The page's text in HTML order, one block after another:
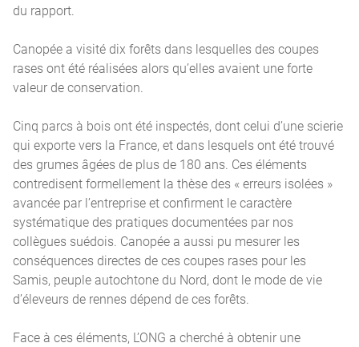
du rapport.
Canopée a visité dix forêts dans lesquelles des coupes
rases ont été réalisées alors qu’elles avaient une forte
valeur de conservation.
Cinq parcs à bois ont été inspectés, dont celui d’une scierie
qui exporte vers la France, et dans lesquels ont été trouvé
des grumes âgées de plus de 180 ans. Ces éléments
contredisent formellement la thèse des « erreurs isolées »
avancée par l’entreprise et confirment le caractère
systématique des pratiques documentées par nos
collègues suédois. Canopée a aussi pu mesurer les
conséquences directes de ces coupes rases pour les
Samis, peuple autochtone du Nord, dont le mode de vie
d’éleveurs de rennes dépend de ces forêts.
Face à ces éléments, L’ONG a cherché à obtenir une